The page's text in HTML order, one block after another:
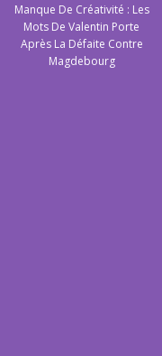
Sports aquatiques
Sports aquatiques
Manque De Créativité : Les
Mots De Valentin Porte
Après La Défaite Contre
Magdebourg